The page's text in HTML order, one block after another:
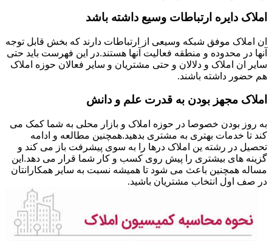
املاک دایره ارتباطات وسیع داشته باشد
ان املاک موفق شبکه وسیعی از ارتباطات دارند که بخش قابل توجه
آنها در محدوده و منطقه فعالیت آنها هستند.در این فهرست باید حتی
سایر ان املاک و دلالان و حتی مشتریان و سایر فعالان حوزه املاک
هم حضور داشته باشند.
املاک مجهز بودن به قدرت علم و دانش
به روز بودن خصوصا در حوزه املاک و بازار محلی به شما کمک می
کند تا خدمات بهتری به مشتری بدهید.همچنین مطالعه و ادامه
تحصیل در رشته ین املاک درها را به سوی پیشرفت باز می کند و
گزینه های بیشتری را پیش روی کسب و کار شما قرار می دهد.این
مساله همچنین باعث می شود تا همیشه نسبت به سایر همکارانتان
در صف اول انتخاب مشتریان باشید.